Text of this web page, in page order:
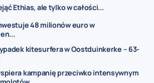
Ethias, ale tylko w całości...
48 milionów euro w
kitesurfera w Oostduinkerke – 63-
kampanię przeciwko intensywnym